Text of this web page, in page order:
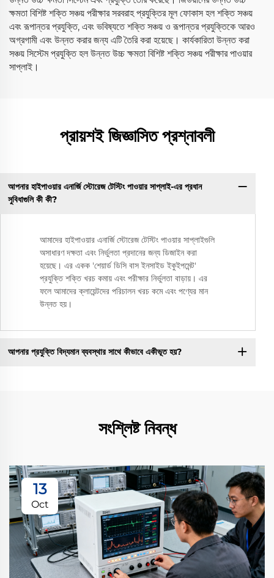
ক্ষমতা বিশিষ্ট শক্তি সঞ্চয় পরীক্ষার সরবরাহ প্রযুক্তির মূল ফোকাস হল শক্তি সঞ্চয়
এবং রূপান্তর প্রযুক্তি, এবং ভবিষ্যতে শক্তি সঞ্চয় ও রূপান্তর প্রযুক্তিকে আরও
অগ্রগামী এবং উন্নত করার জন্য এটি তৈরি করা হয়েছে। কার্যকারিতা উন্নত করা
সঞ্চয় সিস্টেম প্রযুক্তি হল উন্নত উচ্চ ক্ষমতা বিশিষ্ট শক্তি সঞ্চয় পরীক্ষার পাওয়ার
সাপ্লাই।
প্রায়শই জিজ্ঞাসিত প্রশ্নাবলী
আপনার হাইপাওয়ার এনার্জি স্টোরেজ টেস্টিং পাওয়ার সাপ্লাই-এর প্রধান
সুবিধাগুলি কী কী?
আমাদের হাইপাওয়ার এনার্জি স্টোরেজ টেস্টিং পাওয়ার সাপ্লাইগুলি
অসাধারণ দক্ষতা এবং নির্ভুলতা প্রদানের জন্য ডিজাইন করা
হয়েছে। এর একক 'শেয়ার্ড ডিসি বাস ইনসাইড ইকুইপমেন্ট'
প্রযুক্তি শক্তি খরচ কমায় এবং পরীক্ষার নির্ভুলতা বাড়ায়। এর
ফলে আমাদের ক্লায়েন্টদের পরিচালন খরচ কমে এবং পণ্যের মান
উন্নত হয়।
আপনার প্রযুক্তি বিদ্যমান ব্যবস্থার সাথে কীভাবে একীভূত হয়?
সংশ্লিষ্ট নিবন্ধ
13
Oct